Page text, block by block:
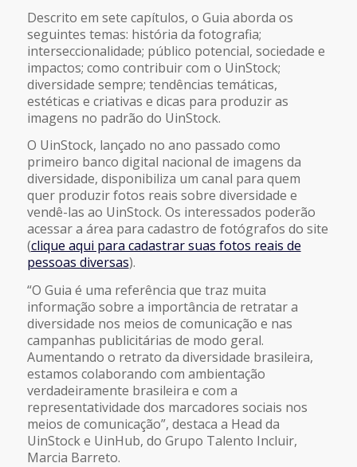
Descrito em sete capítulos, o Guia aborda os
seguintes temas: história da fotografia;
interseccionalidade; público potencial, sociedade e
impactos; como contribuir com o UinStock;
diversidade sempre; tendências temáticas,
estéticas e criativas e dicas para produzir as
imagens no padrão do UinStock.
O UinStock, lançado no ano passado como
primeiro banco digital nacional de imagens da
diversidade, disponibiliza um canal para quem
quer produzir fotos reais sobre diversidade e
vendê-las ao UinStock. Os interessados poderão
acessar a área para cadastro de fotógrafos do site
(clique aqui para cadastrar suas fotos reais de
pessoas diversas).
“O Guia é uma referência que traz muita
informação sobre a importância de retratar a
diversidade nos meios de comunicação e nas
campanhas publicitárias de modo geral.
Aumentando o retrato da diversidade brasileira,
estamos colaborando com ambientação
verdadeiramente brasileira e com a
representatividade dos marcadores sociais nos
meios de comunicação”, destaca a Head da
UinStock e UinHub, do Grupo Talento Incluir,
Marcia Barreto.